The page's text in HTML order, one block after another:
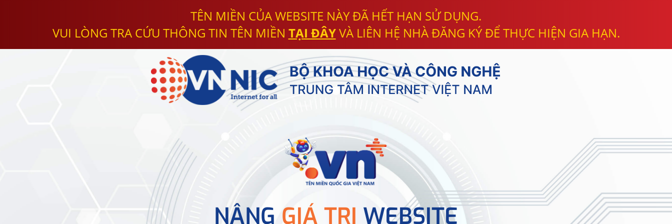
TÊN MIỀN CỦA WEBSITE NÀY ĐÃ HẾT HẠN SỬ DỤNG.
VUI LÒNG TRA CỨU THÔNG TIN TÊN MIỀN TẠI ĐÂYVÀ LIÊN HỆ NHÀ ĐĂNG KÝ ĐỂ THỰC HIỆN GIA HẠN.
NÂNG GIÁ TRỊ WEBSITE